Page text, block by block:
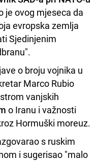
je ovog mjeseca da
evropska zemlja
Sjedinjenim
o broju vojnika u
Marco Rubio
vanjskih
o Iranu i važnosti
Hormuški moreuz.
s ruskim
i sugerisao "malo